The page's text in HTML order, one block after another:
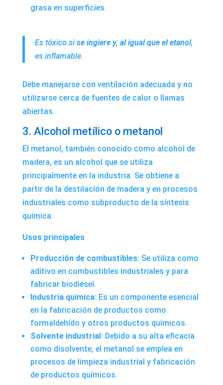
grasa en superficies.
Es tóxico si se ingiere y, al igual que el etanol,
es inflamable.
Debe manejarse con ventilación adecuada y no
utilizarse cerca de fuentes de calor o llamas
abiertas.
3. Alcohol metílico o metanol
El metanol, también conocido como alcohol de
madera, es un alcohol que se utiliza
principalmente en la industria. Se obtiene a
partir de la destilación de madera y en procesos
industriales como subproducto de la síntesis
química.
Usos principales
Producción de combustibles: Se utiliza como
aditivo en combustibles industriales y para
fabricar biodiésel.
Industria química: Es un componente esencial
en la fabricación de productos como
formaldehído y otros productos químicos.
Solvente industrial: Debido a su alta eficacia
como disolvente, el metanol se emplea en
procesos de limpieza industrial y fabricación
de productos químicos.